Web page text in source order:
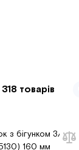
318 товарів